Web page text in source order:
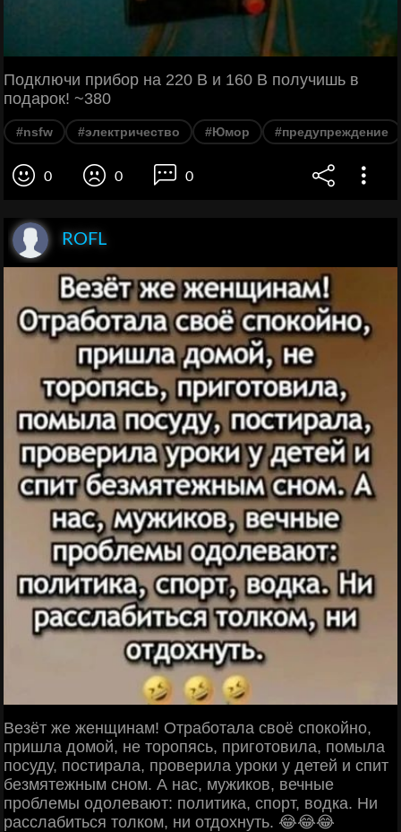
Подключи прибор на 220 В и 160 В получишь в
подарок! ~380
#nsfw #электричество #Юмор #предупреждение
0 0 0
ROFL
Везёт же женщинам! Отработала своё спокойно,
пришла домой, не торопясь, приготовила, помыла
посуду, постирала, проверила уроки у детей и спит
безмятежным сном. А нас, мужиков, вечные
проблемы одолевают: политика, спорт, водка. Ни
расслабиться толком, ни отдохнуть. 😂😂😂